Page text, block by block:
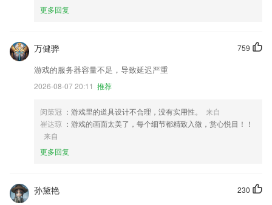
更多回复
759
万健骅
游戏的服务器容量不足，导致延迟严重
2026-08-07 20:11 推荐
闵策冠 ：游戏里的道具设计不合理，没有实用性。
来自
崔达琼 ：游戏的画面太美了，每个细节都精致入微，赏心悦目！！
来自
更多回复
230
孙黛艳